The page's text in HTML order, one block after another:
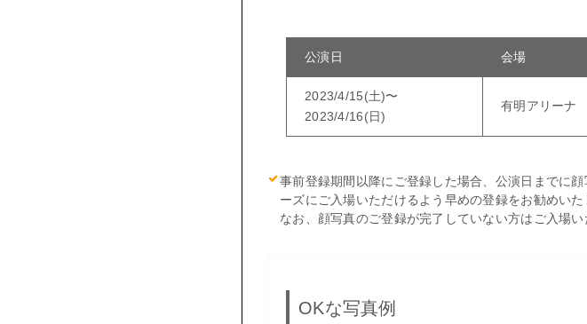
公演日 会場
2023/4/15(土)〜
2023/4/16(日)
有明アリーナ
事前登録期間以降にご登録した場合、公演日までに
ーズにご入場いただけるよう早めの登録をお勧めいた
なお、顔写真のご登録が完了していない方はご入場
OKな写真例